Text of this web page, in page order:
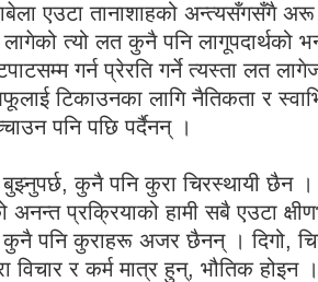
एउटा तानाशाहको अन्त्यसँगसँगै अरू
लागेको त्यो लत कुनै पनि लागूपदार्थको
गर्न प्रेरति गर्ने त्यस्ता लत
टिकाउनका लागि नैतिकता र
पनि पछि पर्दैनन् ।
कुनै पनि कुरा चिरस्थायी छैन ।
प्रक्रियाको हामी सबै एउटा
कुनै पनि कुराहरू अजर छैनन् । दिगो,
विचार र कर्म मात्र हुन्, भौतिक होइन